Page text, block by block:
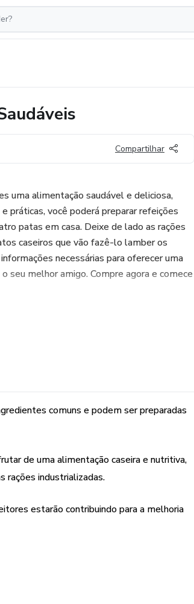
Compartilhar
uma alimentação saudável e deliciosa,
práticas, você poderá preparar refeições
patas em casa. Deixe de lado as rações
caseiros que vão fazê-lo lamber os
necessárias para oferecer uma
seu melhor amigo. Compre agora e comece
comuns e podem ser preparadas
de uma alimentação caseira e nutritiva,
rações industrializadas.
estarão contribuindo para a melhoria